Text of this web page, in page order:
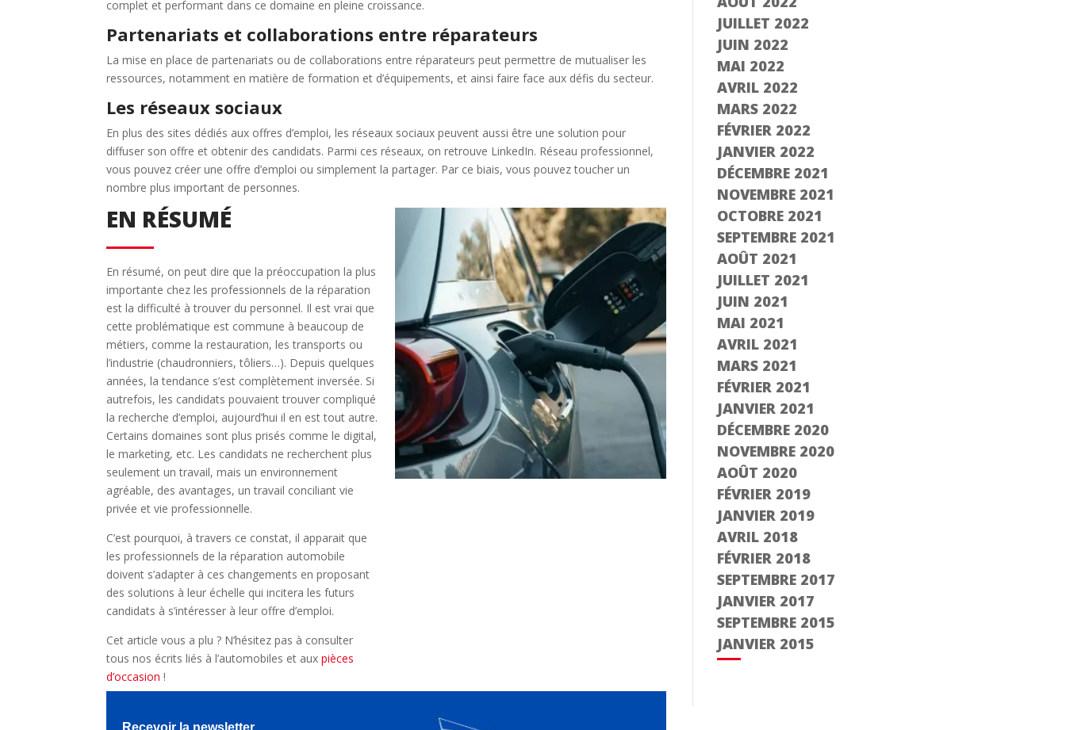
complet et performant dans ce domaine en pleine croissance.
Partenariats et collaborations entre réparateurs
La mise en place de partenariats ou de collaborations entre réparateurs peut permettre de mutualiser les
ressources, notamment en matière de formation et d’équipements, et ainsi faire face aux défis du secteur.
Les réseaux sociaux
En plus des sites dédiés aux offres d’emploi, les réseaux sociaux peuvent aussi être une solution pour
diffuser son offre et obtenir des candidats. Parmi ces réseaux, on retrouve LinkedIn. Réseau professionnel,
vous pouvez créer une offre d’emploi ou simplement la partager. Par ce biais, vous pouvez toucher un
nombre plus important de personnes.
EN RÉSUMÉ
En résumé, on peut dire que la préoccupation la plus
importante chez les professionnels de la réparation
est la difficulté à trouver du personnel. Il est vrai que
cette problématique est commune à beaucoup de
métiers, comme la restauration, les transports ou
l’industrie (chaudronniers, tôliers…). Depuis quelques
années, la tendance s’est complètement inversée. Si
autrefois, les candidats pouvaient trouver compliqué
la recherche d’emploi, aujourd’hui il en est tout autre.
Certains domaines sont plus prisés comme le digital,
le marketing, etc. Les candidats ne recherchent plus
seulement un travail, mais un environnement
agréable, des avantages, un travail conciliant vie
privée et vie professionnelle.
C’est pourquoi, à travers ce constat, il apparait que
les professionnels de la réparation automobile
doivent s’adapter à ces changements en proposant
des solutions à leur échelle qui incitera les futurs
candidats à s’intéresser à leur offre d’emploi.
Cet article vous a plu ? N’hésitez pas à consulter
tous nos écrits liés à l’automobiles et auxpièces
d’occasion !
Recevoir la newsletter
JUILLET 2022
JUIN 2022
MAI 2022
AVRIL 2022
MARS 2022
FÉVRIER 2022
JANVIER 2022
DÉCEMBRE 2021
NOVEMBRE 2021
OCTOBRE 2021
SEPTEMBRE 2021
AOÛT 2021
JUILLET 2021
JUIN 2021
MAI 2021
AVRIL 2021
MARS 2021
FÉVRIER 2021
JANVIER 2021
DÉCEMBRE 2020
NOVEMBRE 2020
AOÛT 2020
FÉVRIER 2019
JANVIER 2019
AVRIL 2018
FÉVRIER 2018
SEPTEMBRE 2017
JANVIER 2017
SEPTEMBRE 2015
JANVIER 2015